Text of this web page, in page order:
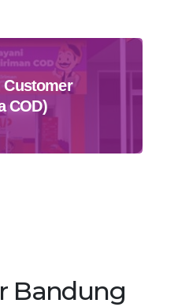
Customer
COD)
Bandung